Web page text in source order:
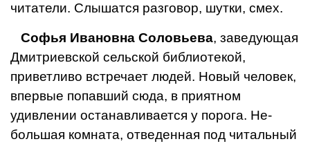
читатели. Слышатся разговор, шутки, смех.
Софья Ивановна Соловьева, заведующая
Дмитриевской сельской библиотекой,
приветливо встречает людей. Новый человек,
впервые попавший сюда, в приятном
удивлении ос­танавливается у порога. Не­
большая комната, отведенная под читальный